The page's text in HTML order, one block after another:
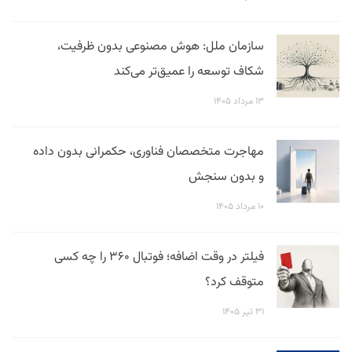
سازمان ملل: هوش مصنوعی بدون ظرفیت،
شکاف توسعه را عمیق‌تر می‌کند
۱۳ مرداد ۱۴۰۵
مهاجرت متخصصان فناوری، حکمرانی بدون داده
و بدون سنجش
۱۰ مرداد ۱۴۰۵
فیلتر در وقت اضافه؛ فوتبال ۳۶۰ را چه کسی
متوقف کرد؟
۳۱ تیر ۱۴۰۵